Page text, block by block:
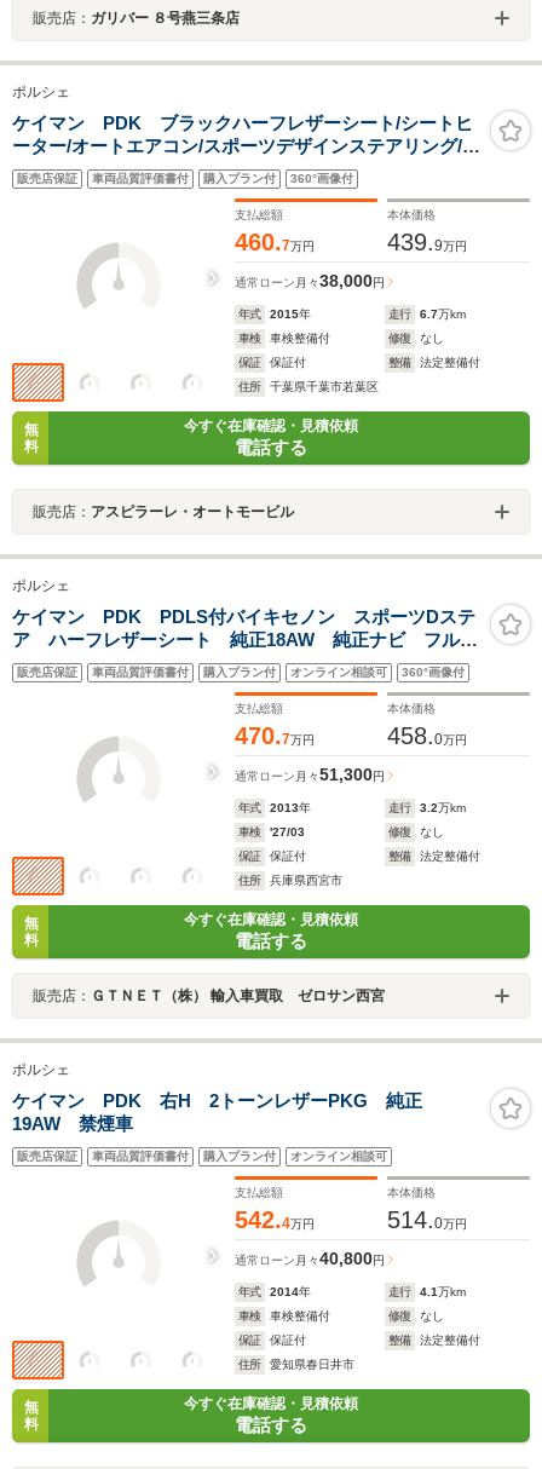
販売店： ガリバー ８号燕三条店
ポルシェ
ケイマン PDK ブラックハーフレザーシート/シートヒ
ーター/オートエアコン/スポーツデザインステアリング/パ
ドルシフト/ナビゲーション/フルセグTV/リアカメラ/電動
格納ミラー/ドライブレコーダー/ETC車載器/純正18インチ
販売店保証 車両品質評価書付 購入プラン付 360°画像付
支払総額
460.7万円
本体価格
439.9万円
通常ローン 月々38,000円
年式 2015年 走行 6.7万km
車検
車検整備付 修復
なし
保証
保証付 整備
法定整備付
住所
千葉県千葉市若葉区
無
料
今すぐ在庫確認・見積依頼
電話する
販売店： アスピラーレ・オートモービル
ポルシェ
ケイマン PDK PDLS付バイキセノン スポーツDステ
ア ハーフレザーシート 純正18AW 純正ナビ フルセ
グTV Bモニター ETC 禁煙車 電動昇降リアスポ
ドラレコ パドルシフト レーダー探知機
販売店保証 車両品質評価書付 購入プラン付 オンライン相談可 360°画像付
支払総額
470.7万円
本体価格
458.0万円
通常ローン 月々51,300円
年式 2013年 走行 3.2万km
車検
'27/03 修復
なし
保証
保証付 整備
法定整備付
住所
兵庫県西宮市
無
料
今すぐ在庫確認・見積依頼
電話する
販売店： ＧＴＮＥＴ（株） 輸入車買取 ゼロサン西宮
ポルシェ
ケイマン PDK 右H 2トーンレザーPKG 純正
19AW 禁煙車
販売店保証 車両品質評価書付 購入プラン付 オンライン相談可
支払総額
542.4万円
本体価格
514.0万円
通常ローン 月々40,800円
年式 2014年 走行 4.1万km
車検
車検整備付 修復
なし
保証
保証付 整備
法定整備付
住所
愛知県春日井市
無
料
今すぐ在庫確認・見積依頼
電話する